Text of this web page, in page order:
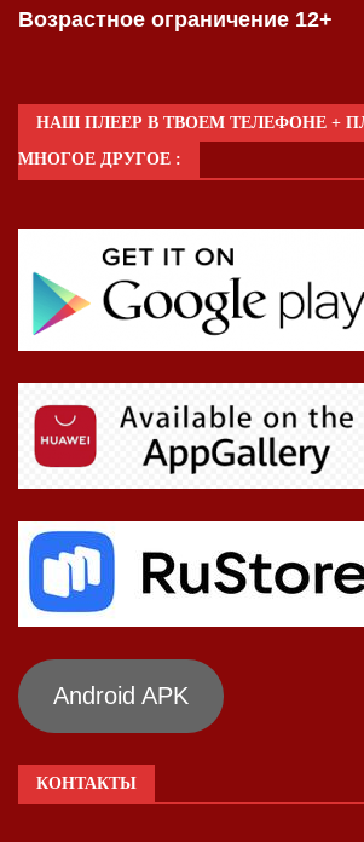
Возрастное ограничение 12+
НАШ ПЛЕЕР В ТВОЕМ ТЕЛЕФОНЕ +
МНОГОЕ ДРУГОЕ :
Android APK
КОНТАКТЫ